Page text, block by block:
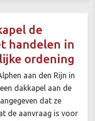
de
handelen in
ordening
aan den Rijn in
dakkapel aan de
dat ze
de aanvraag is voor